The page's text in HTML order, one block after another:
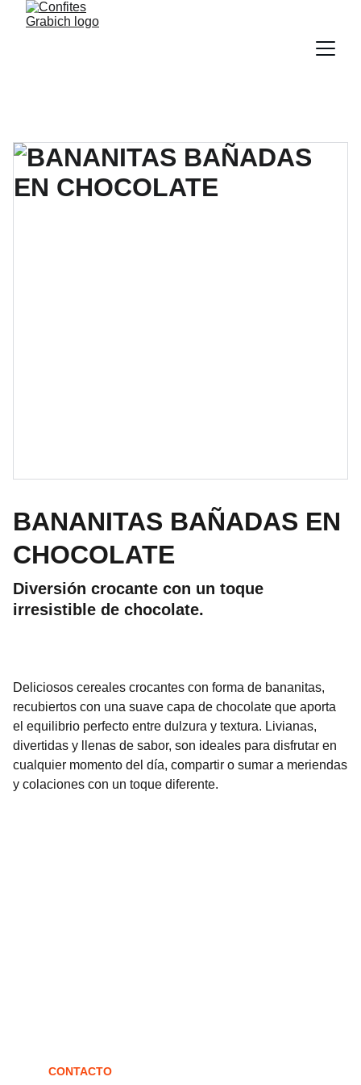
BANANITAS BAÑADAS EN
CHOCOLATE
Diversión crocante con un toque
irresistible de chocolate.
Deliciosos cereales crocantes con forma de bananitas,
recubiertos con una suave capa de chocolate que aporta
el equilibrio perfecto entre dulzura y textura. Livianas,
divertidas y llenas de sabor, son ideales para disfrutar en
cualquier momento del día, compartir o sumar a meriendas
y colaciones con un toque diferente.
CONTACTO